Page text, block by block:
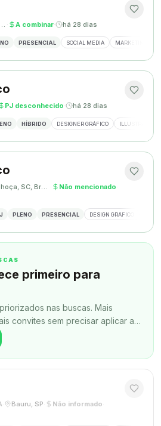
São Lourenço do Oeste, SC · A combinar· há 28 dias
PRESENCIAL SOCIAL MEDIA MARKETING
PJ desconhecido· há 28 dias
HÍBRIDO DESIGNER GRÁFICO ILLUSTRATOR
Palhoça, SC, Brasil · Não mencionado·
PLENO PRESENCIAL DESIGN GRÁFICO
primeiro para
nas buscas. Mais
convites sem precisar aplicar a
Bauru, SP Não informado